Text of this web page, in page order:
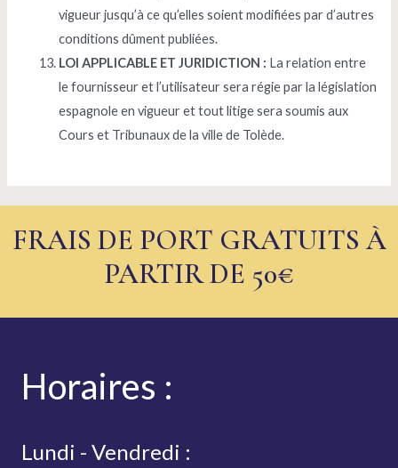
vigueur jusqu’à ce qu’elles soient modifiées par d’autres
conditions dûment publiées.
LOI APPLICABLE ET JURIDICTION : La relation entre
le fournisseur et l’utilisateur sera régie par la législation
espagnole en vigueur et tout litige sera soumis aux
Cours et Tribunaux de la ville de Tolède.
FRAIS DE PORT GRATUITS À
PARTIR DE 50€
Horaires :
Lundi - Vendredi :